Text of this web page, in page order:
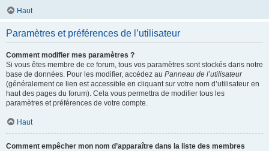
Haut
Paramètres et préférences de l’utilisateur
Comment modifier mes paramètres ?
Si vous êtes membre de ce forum, tous vos paramètres sont stockés dans notre
base de données. Pour les modifier, accédez au Panneau de l’utilisateur
(généralement ce lien est accessible en cliquant sur votre nom d’utilisateur en
haut des pages du forum). Cela vous permettra de modifier tous les
paramètres et préférences de votre compte.
Haut
Comment empêcher mon nom d’apparaître dans la liste des membres